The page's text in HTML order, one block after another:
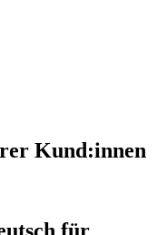
Kund:innen
für